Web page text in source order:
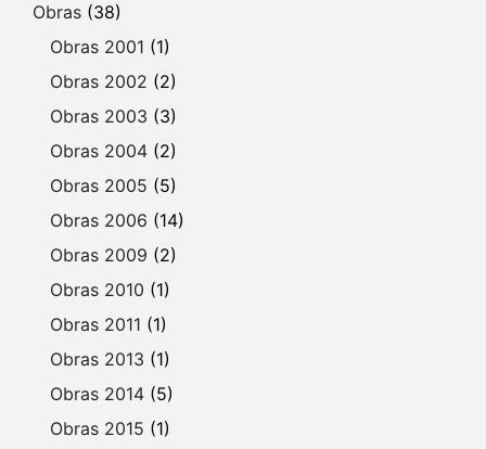
Obras (38)
Obras 2001 (1)
Obras 2002 (2)
Obras 2003 (3)
Obras 2004 (2)
Obras 2005 (5)
Obras 2006 (14)
Obras 2009 (2)
Obras 2010 (1)
Obras 2011 (1)
Obras 2013 (1)
Obras 2014 (5)
Obras 2015 (1)